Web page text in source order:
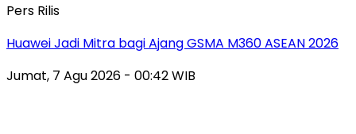
Pers Rilis
Huawei Jadi Mitra bagi Ajang GSMA M360 ASEAN 2026
Jumat, 7 Agu 2026 - 00:42 WIB